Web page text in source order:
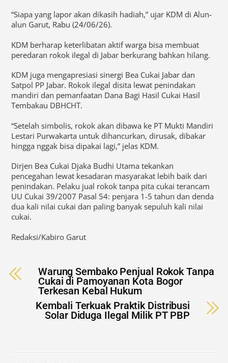
“Siapa yang lapor akan dikasih hadiah,” ujar KDM di Alun-
alun Garut, Rabu (24/06/26).
KDM berharap keterlibatan aktif warga bisa membuat
peredaran rokok ilegal di Jabar berkurang bahkan hilang.
KDM juga mengapresiasi sinergi Bea Cukai Jabar dan
Satpol PP Jabar. Rokok ilegal disita lewat penindakan
mandiri dan pemanfaatan Dana Bagi Hasil Cukai Hasil
Tembakau DBHCHT.
“Setelah simbolis, rokok akan dibawa ke PT Mukti Mandiri
Lestari Purwakarta untuk dihancurkan, dirusak, dibakar
hingga nggak bisa dipakai lagi,” jelas KDM.
Dirjen Bea Cukai Djaka Budhi Utama tekankan
pencegahan lewat kesadaran masyarakat lebih baik dari
penindakan. Pelaku jual rokok tanpa pita cukai terancam
UU Cukai 39/2007 Pasal 54: penjara 1-5 tahun dan denda
dua kali nilai cukai dan paling banyak sepuluh kali nilai
cukai.
Redaksi/Kabiro Garut
Warung Sembako Penjual Rokok Tanpa
Cukai di Pamoyanan Kota Bogor
Terkesan Kebal Hukum
Kembali Terkuak Praktik Distribusi
Solar Diduga Ilegal Milik PT PBP